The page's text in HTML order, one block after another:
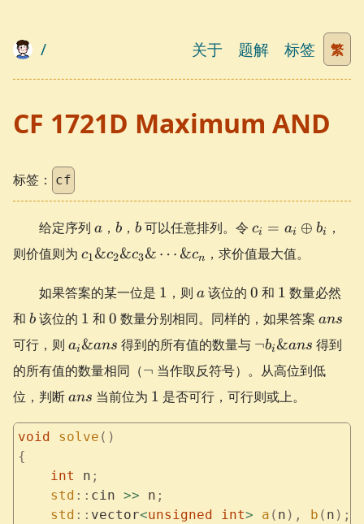
/ 关于 题解 标签 繁
CF 1721D Maximum AND
标签： cf
给定序列 a
a ， b
b ， b
b 可以任意排列。令 c_i =
\oplus
ci = ai ⊕ bi
，
则价值则为 c_1
c_2
\&
c_3
\&
\cdots
\&
c_n
c1&c2&c3& ⋯ &cn ，求价值最大值。
如果答案的某一位是 1
1 ，则 a
a 该位的 0
0 和 1
1 数量必然
和 b
b 该位的 1
1 和 0
0 数量分别相同。同样的，如果答案 ans
ans
可行，则 a_i
ans
ai&ans 得到的所有值的数量与 \neg
\&
ans
¬bi&ans 得到
的所有值的数量相同（\neg
¬ 当作取反符号）。从高位到低
位，判断 ans
ans 当前位为 1
1 是否可行，可行则或上。
void solve ()
{
    int
n ;
    std
:: cin >> n ;
    std
:: vector<unsigned int> a ( n ), b ( n );